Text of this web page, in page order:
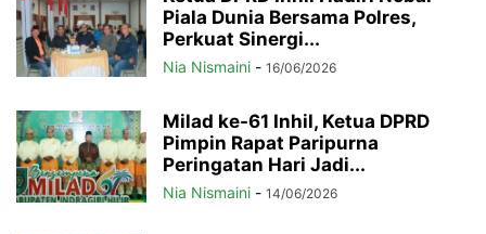
Piala Dunia Bersama Polres,
Perkuat Sinergi...
Nia Nismaini - 16/06/2026
Milad ke-61 Inhil, Ketua DPRD
Pimpin Rapat Paripurna
Peringatan Hari Jadi...
Nia Nismaini - 14/06/2026